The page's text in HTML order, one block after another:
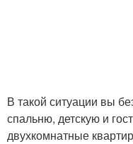
В такой ситуации вы
спальню, детскую и
двухкомнатные